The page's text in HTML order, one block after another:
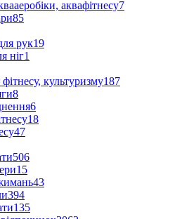
аквафітнесу7
85
рук19
ніг1
культуризму187
8
6
18
47
506
15
43
394
135